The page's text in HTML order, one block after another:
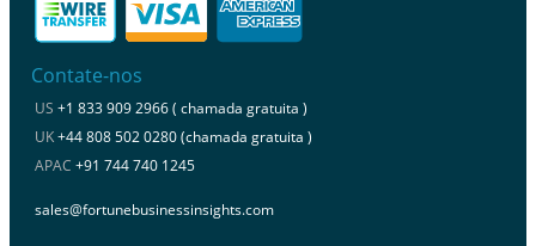
Contate-nos
US +1 833 909 2966 ( chamada gratuita )
UK+44 808 502 0280 (chamada gratuita )
APAC +91 744 740 1245
sales@fortunebusinessinsights.com